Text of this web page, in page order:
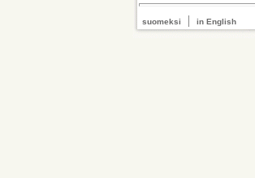
suomeksi | in English